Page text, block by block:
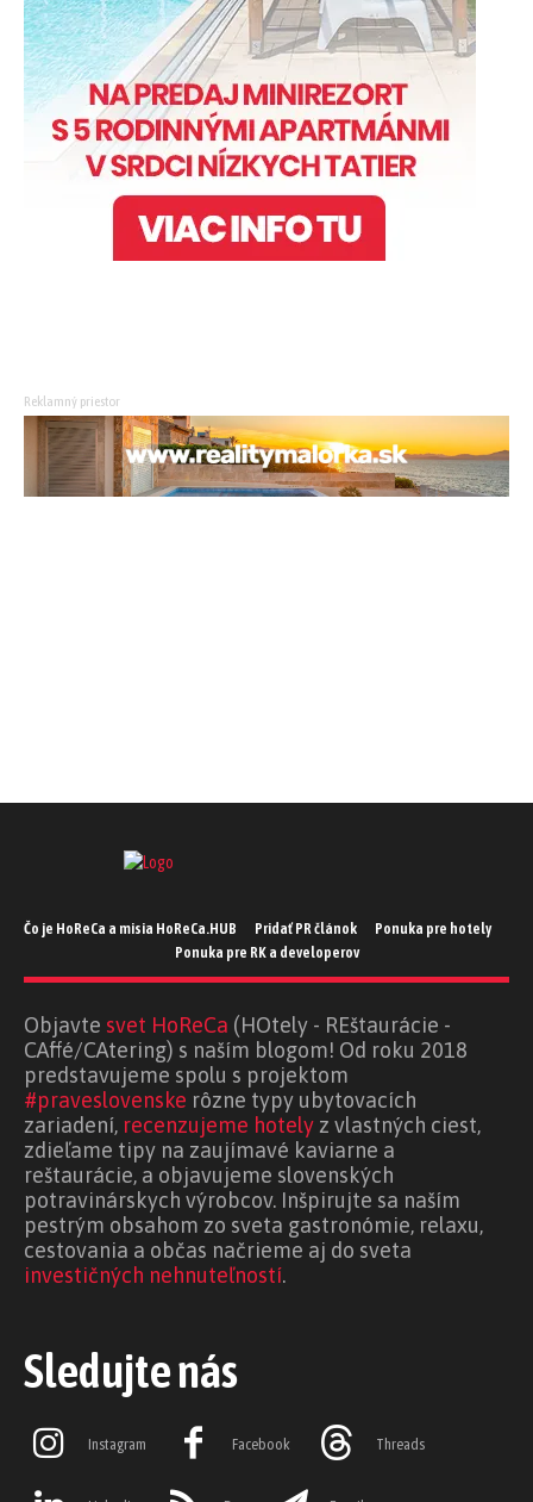
Reklamný priestor
Čo je HoReCa a misia HoReCa.HUB Pridať PR článok
Ponuka pre hotely
Ponuka pre RK a developerov
Objavte svet HoReCa (HOtely - REštaurácie -
CAffé/CAtering) s naším blogom! Od roku 2018
predstavujeme spolu s projektom
#praveslovenske rôzne typy ubytovacích
zariadení, recenzujeme hotely z vlastných ciest,
zdieľame tipy na zaujímavé kaviarne a
reštaurácie, a objavujeme slovenských
potravinárskych výrobcov. Inšpirujte sa naším
pestrým obsahom zo sveta gastronómie, relaxu,
cestovania a občas načrieme aj do sveta
investičných nehnuteľností.
Sledujte nás
Instagram Facebook Threads